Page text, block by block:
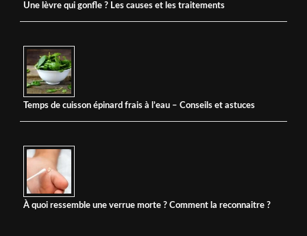
Une lèvre qui gonfle ? Les causes et les traitements
Temps de cuisson épinard frais à l’eau – Conseils et astuces
À quoi ressemble une verrue morte ? Comment la reconnaitre ?